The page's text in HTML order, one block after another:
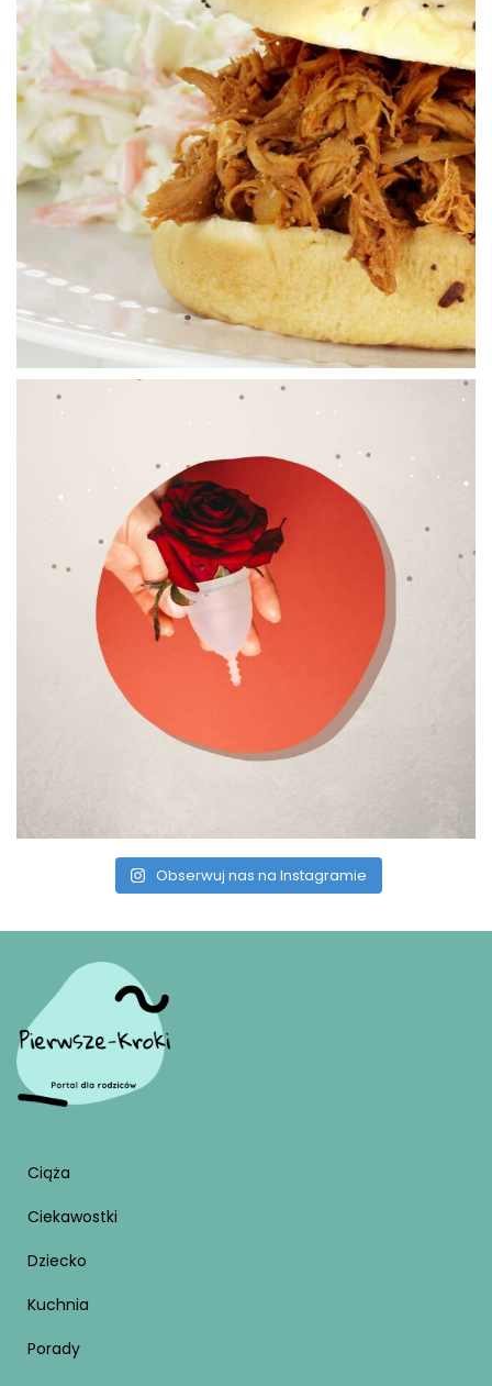
Obserwuj nas na Instagramie
Ciąża
Ciekawostki
Dziecko
Kuchnia
Porady